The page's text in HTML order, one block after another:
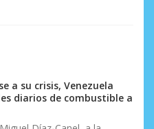
a su crisis, Venezuela
diarios de combustible a